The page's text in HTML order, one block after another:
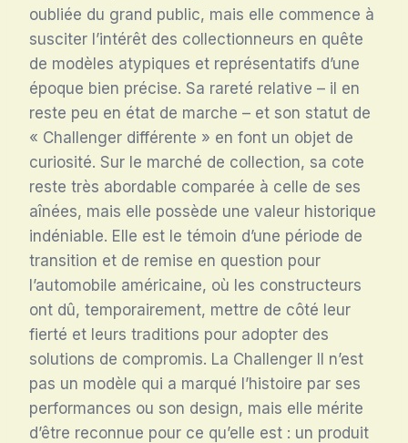
oubliée du grand public, mais elle commence à
susciter l’intérêt des collectionneurs en quête
de modèles atypiques et représentatifs d’une
époque bien précise. Sa rareté relative – il en
reste peu en état de marche – et son statut de
« Challenger différente » en font un objet de
curiosité. Sur le marché de collection, sa cote
reste très abordable comparée à celle de ses
aînées, mais elle possède une valeur historique
indéniable. Elle est le témoin d’une période de
transition et de remise en question pour
l’automobile américaine, où les constructeurs
ont dû, temporairement, mettre de côté leur
fierté et leurs traditions pour adopter des
solutions de compromis. La Challenger II n’est
pas un modèle qui a marqué l’histoire par ses
performances ou son design, mais elle mérite
d’être reconnue pour ce qu’elle est : un produit